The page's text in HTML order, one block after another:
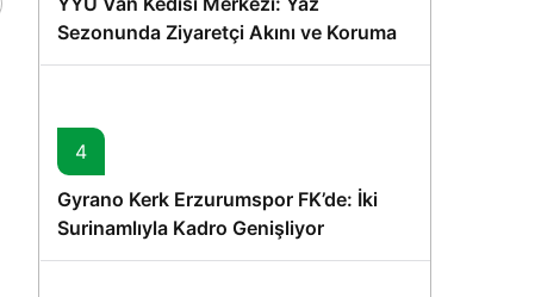
Sezonunda Ziyaretçi Akını ve Koruma
Vurgusu
4
Gyrano Kerk Erzurumspor FK’de: İki
Surinamlıyla Kadro Genişliyor